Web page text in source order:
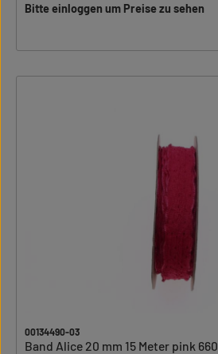
Bitte einloggen um Preise zu sehen
00134490-03
Band Alice 20 mm 15 Meter pink 660